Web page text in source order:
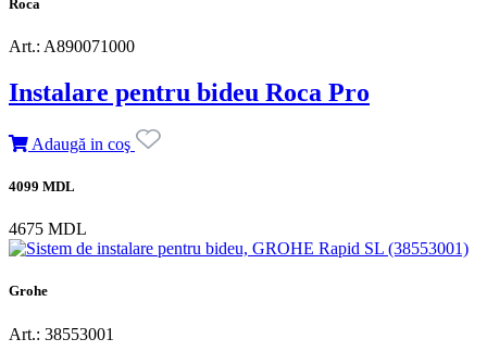
Roca
Art.: A890071000
Instalare pentru bideu Roca Pro
Adaugă in coş
4099 MDL
4675 MDL
Grohe
Art.: 38553001